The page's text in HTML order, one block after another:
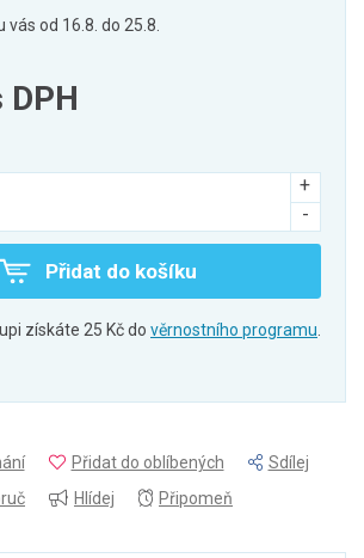
vás od 16.8. do 25.8.
DPH
Přidat do košíku
získáte 25 Kč do věrnostního programu
Přidat do oblíbených
Sdílej
Hlídej Připomeň